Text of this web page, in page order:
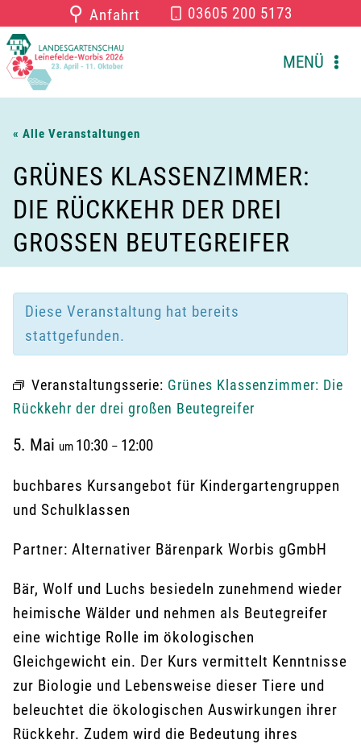
Inhalt
springen
⚲ Anfahrt 03605 200 5173
MENÜ
« Alle Veranstaltungen
GRÜNES KLASSENZIMMER:
DIE RÜCKKEHR DER DREI
GROSSEN BEUTEGREIFER
Diese Veranstaltung hat bereits
stattgefunden.
Veranstaltungsserie: Grünes Klassenzimmer: Die
Rückkehr der drei großen Beutegreifer
5. Mai um 10:30 – 12:00
buchbares Kursangebot für Kindergartengruppen
und Schulklassen
Partner: Alternativer Bärenpark Worbis gGmbH
Bär, Wolf und Luchs besiedeln zunehmend wieder
heimische Wälder und nehmen als Beutegreifer
eine wichtige Rolle im ökologischen
Gleichgewicht ein. Der Kurs vermittelt Kenntnisse
zur Biologie und Lebensweise dieser Tiere und
beleuchtet die ökologischen Auswirkungen ihrer
Rückkehr. Zudem wird die Bedeutung ihres